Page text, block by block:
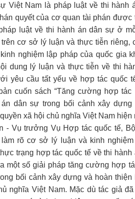
Việt Nam là pháp luật về thi hành
quyết của cơ quan tài phán được
luật về thi hành án dân sự ở
cơ sở lý luận và thực tiễn riêng,
nghiệm lập pháp của quốc gia
dung lý luận và thực tiễn về thi
yêu cầu tất yếu về hợp tác quốc
cuốn sách “Tăng cường hợp
án dân sự trong bối cảnh xây
xã hội chủ nghĩa Việt Nam hiện
- Vụ trưởng Vụ Hợp tác quốc tế,
làm rõ cơ sở lý luận và kinh
trạng hợp tác quốc tế về thi
một số giải pháp tăng cường hợp
bối cảnh xây dựng và hoàn
nghĩa Việt Nam. Mặc dù tác giả